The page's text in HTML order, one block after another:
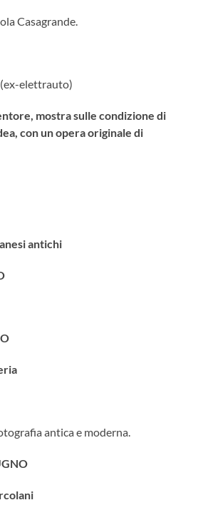
Casagrande.
elettrauto)
mostra sulle condizione di
con un opera originale di
antichi
antica e moderna.